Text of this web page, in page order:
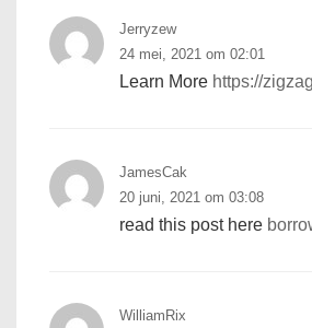
Jerryzew
24 mei, 2021 om 02:01
Learn More https://
JamesCak
20 juni, 2021 om 03:08
read this post here
WilliamRix